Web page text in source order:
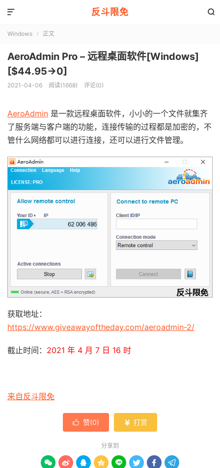
反斗限免 

Windows  正文
AeroAdmin Pro – 远程桌面软件[Windows]
[$44.95→0]
2021-04-06 阅读(1668) 评论(0)
AeroAdmin 是一款远程桌面软件，小小的一个文件就集齐
了服务端与客户端的功能，连接传输的过程都是加密的，不
管什么网络都可以进行连接，还可以进行文件管理。
获取地址：
https://www.giveawayoftheday.com/aeroadmin-2/
截止时间： 2021 年 4 月 7 日 16 时
来自反斗限免
 赞(0)  打赏
分享到
       